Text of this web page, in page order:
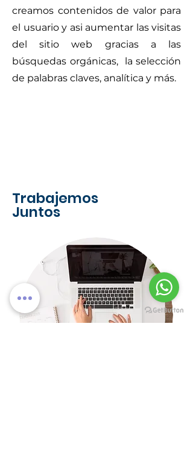
creamos contenidos de valor para
el usuario y asi aumentar las visitas
del sitio web gracias a las
búsquedas orgánicas, la selección
de palabras claves, analítica y más.
Trabajemos
Juntos